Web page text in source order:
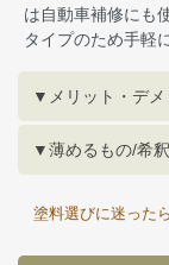
は自動車補修にも
タイプのため手軽
▼メリット・デメ
▼薄めるもの/希
塗料選びに迷った